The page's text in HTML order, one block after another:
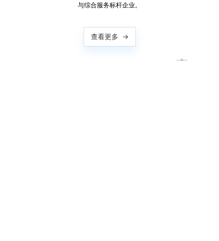
与综合服务标杆企业。
查看更多 →